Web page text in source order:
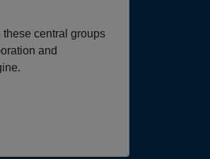
central groups
and